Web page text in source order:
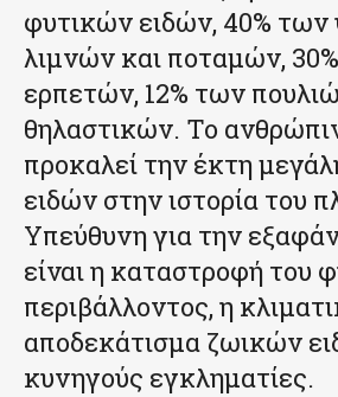
φυτικών ειδών, 40%
λιμνών και ποταμών,
ερπετών, 12% των
θηλαστικών. Το
προκαλεί την έκτη
ειδών στην ιστορία του
Υπεύθυνη για την
είναι η καταστροφή του
περιβάλλοντος, η
αποδεκάτισμα ζωικών
κυνηγούς εγκληματίες.